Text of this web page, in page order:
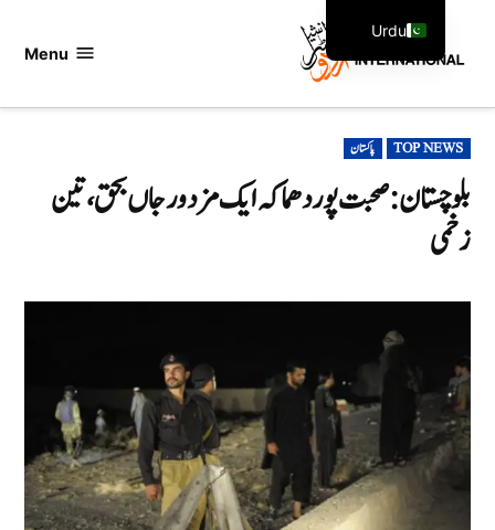
Menu
POSTED
IN
TOP NEWS پاکستان
بلوچستان: صحبت پور دھماکہ ایک مزدور جاں بحق ، تین
زخمی
Urdu
English